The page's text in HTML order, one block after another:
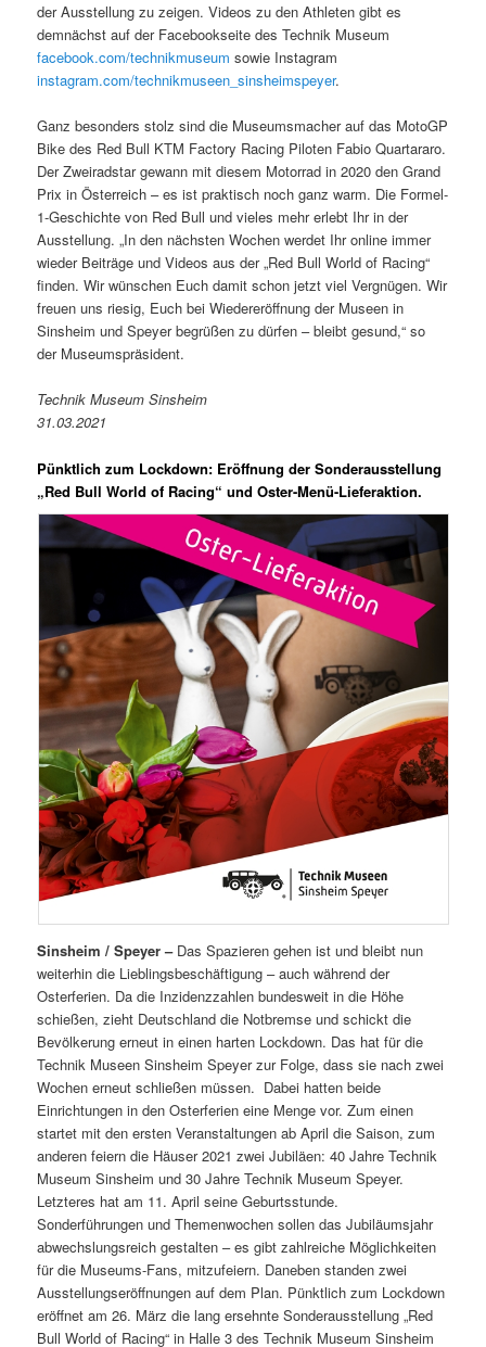
der Ausstellung zu zeigen. Videos zu den Athleten gibt es
demnächst auf der Facebookseite des Technik Museum
facebook.com/technikmuseum sowie Instagram
instagram.com/technikmuseen_sinsheimspeyer.
Ganz besonders stolz sind die Museumsmacher auf das MotoGP
Bike des Red Bull KTM Factory Racing Piloten Fabio Quartararo.
Der Zweiradstar gewann mit diesem Motorrad in 2020 den Grand
Prix in Österreich – es ist praktisch noch ganz warm. Die Formel-
1-Geschichte von Red Bull und vieles mehr erlebt Ihr in der
Ausstellung. „In den nächsten Wochen werdet Ihr online immer
wieder Beiträge und Videos aus der „Red Bull World of Racing“
finden. Wir wünschen Euch damit schon jetzt viel Vergnügen. Wir
freuen uns riesig, Euch bei Wiedereröffnung der Museen in
Sinsheim und Speyer begrüßen zu dürfen – bleibt gesund,“ so
der Museumspräsident.
Technik Museum Sinsheim
31.03.2021
Pünktlich zum Lockdown: Eröffnung der Sonderausstellung
„Red Bull World of Racing“ und Oster-Menü-Lieferaktion.
Sinsheim / Speyer – Das Spazieren gehen ist und bleibt nun
weiterhin die Lieblingsbeschäftigung – auch während der
Osterferien. Da die Inzidenzzahlen bundesweit in die Höhe
schießen, zieht Deutschland die Notbremse und schickt die
Bevölkerung erneut in einen harten Lockdown. Das hat für die
Technik Museen Sinsheim Speyer zur Folge, dass sie nach zwei
Wochen erneut schließen müssen. Dabei hatten beide
Einrichtungen in den Osterferien eine Menge vor. Zum einen
startet mit den ersten Veranstaltungen ab April die Saison, zum
anderen feiern die Häuser 2021 zwei Jubiläen: 40 Jahre Technik
Museum Sinsheim und 30 Jahre Technik Museum Speyer.
Letzteres hat am 11. April seine Geburtsstunde.
Sonderführungen und Themenwochen sollen das Jubiläumsjahr
abwechslungsreich gestalten – es gibt zahlreiche Möglichkeiten
für die Museums-Fans, mitzufeiern. Daneben standen zwei
Ausstellungseröffnungen auf dem Plan. Pünktlich zum Lockdown
eröffnet am 26. März die lang ersehnte Sonderausstellung „Red
Bull World of Racing“ in Halle 3 des Technik Museum Sinsheim